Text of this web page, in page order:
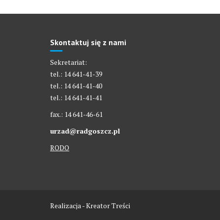
Skontaktuj się z nami
Sekretariat:
tel.: 14 641-41-39
tel.: 14 641-41-40
tel.: 14 641-41-41
fax.: 14 641-46-61
urzad@radgoszcz.pl
RODO
Realizacja - Kreator Treści